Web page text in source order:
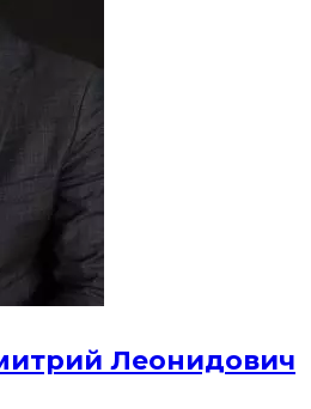
Леонидович